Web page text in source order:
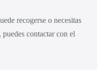
recogerse o necesitas
contactar con el